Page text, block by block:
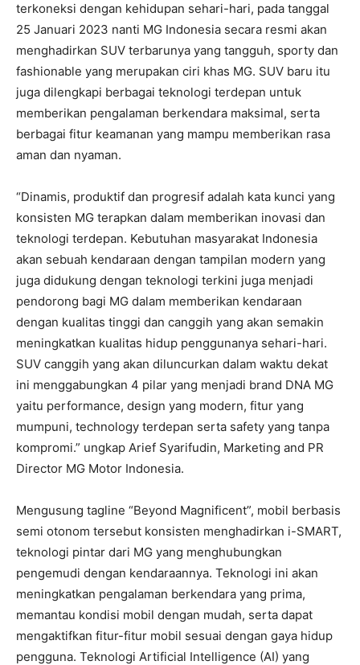
terkoneksi dengan kehidupan sehari-hari, pada tanggal
25 Januari 2023 nanti MG Indonesia secara resmi akan
menghadirkan SUV terbarunya yang tangguh, sporty dan
fashionable yang merupakan ciri khas MG. SUV baru itu
juga dilengkapi berbagai teknologi terdepan untuk
memberikan pengalaman berkendara maksimal, serta
berbagai fitur keamanan yang mampu memberikan rasa
aman dan nyaman.
“Dinamis, produktif dan progresif adalah kata kunci yang
konsisten MG terapkan dalam memberikan inovasi dan
teknologi terdepan. Kebutuhan masyarakat Indonesia
akan sebuah kendaraan dengan tampilan modern yang
juga didukung dengan teknologi terkini juga menjadi
pendorong bagi MG dalam memberikan kendaraan
dengan kualitas tinggi dan canggih yang akan semakin
meningkatkan kualitas hidup penggunanya sehari-hari.
SUV canggih yang akan diluncurkan dalam waktu dekat
ini menggabungkan 4 pilar yang menjadi brand DNA MG
yaitu performance, design yang modern, fitur yang
mumpuni, technology terdepan serta safety yang tanpa
kompromi.” ungkap Arief Syarifudin, Marketing and PR
Director MG Motor Indonesia.
Mengusung tagline “Beyond Magnificent”, mobil berbasis
semi otonom tersebut konsisten menghadirkan i-SMART,
teknologi pintar dari MG yang menghubungkan
pengemudi dengan kendaraannya. Teknologi ini akan
meningkatkan pengalaman berkendara yang prima,
memantau kondisi mobil dengan mudah, serta dapat
mengaktifkan fitur-fitur mobil sesuai dengan gaya hidup
pengguna. Teknologi Artificial Intelligence (AI) yang